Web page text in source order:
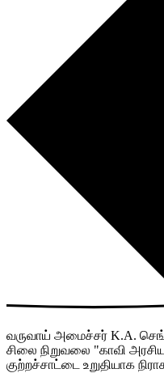
வருவாய் அமைச்சர் K.A.
சிலை நிறுவலை "காவி
குற்றச்சாட்டை உறுதியாக